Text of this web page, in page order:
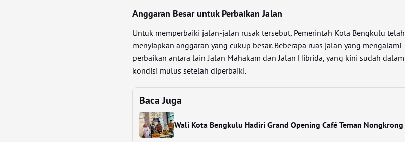
Anggaran Besar untuk Perbaikan Jalan
Untuk memperbaiki jalan-jalan rusak tersebut, Pemerintah Kota Bengkulu telah
menyiapkan anggaran yang cukup besar. Beberapa ruas jalan yang mengalami
perbaikan antara lain Jalan Mahakam dan Jalan Hibrida, yang kini sudah dalam
kondisi mulus setelah diperbaiki.
Baca Juga
Wali Kota Bengkulu Hadiri Grand Opening Café Teman Nongkrong